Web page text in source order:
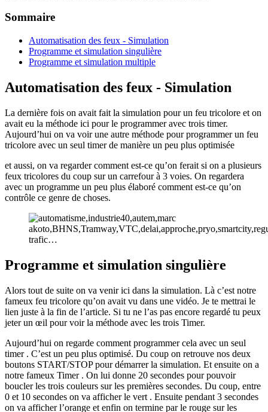
Sommaire
Automatisation des feux - Simulation
Programme et simulation singulière
Programme et simulation multiple
Automatisation des feux - Simulation
La dernière fois on avait fait la simulation pour un feu tricolore et on
avait eu la méthode ici pour le programmer avec trois timer.
Aujourd’hui on va voir une autre méthode pour programmer un feu
tricolore avec un seul timer de manière un peu plus optimisée
et aussi, on va regarder comment est-ce qu’on ferait si on a plusieurs
feux tricolores du coup sur un carrefour à 3 voies. On regardera
avec un programme un peu plus élaboré comment est-ce qu’on
contrôle ce genre de choses.
Programme et simulation singulière
Alors tout de suite on va venir ici dans la simulation. Là c’est notre
fameux feu tricolore qu’on avait vu dans une vidéo. Je te mettrai le
lien juste à la fin de l’article. Si tu ne l’as pas encore regardé tu peux
jeter un œil pour voir la méthode avec les trois Timer.
Aujourd’hui on regarde comment programmer cela avec un seul
timer . C’est un peu plus optimisé. Du coup on retrouve nos deux
boutons START/STOP pour démarrer la simulation. Et ensuite on a
notre fameux Timer . On lui donne 20 secondes pour pouvoir
boucler les trois couleurs sur les premières secondes. Du coup, entre
0 et 10 secondes on va afficher le vert . Ensuite pendant 3 secondes
on va afficher l’orange et enfin on termine par le rouge sur les